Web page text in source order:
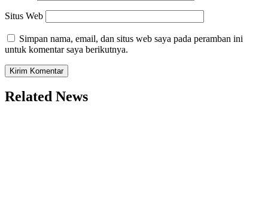
Situs Web
Simpan nama, email, dan situs web saya pada peramban ini
untuk komentar saya berikutnya.
Related News